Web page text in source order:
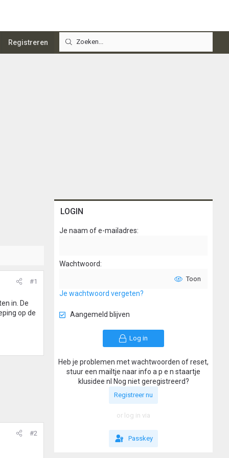
Registreren
#1
in. De
op de
#2
LOGIN
Je naam of e-mailadres
Wachtwoord
Toon
Je wachtwoord vergeten?
Aangemeld blijven
Log in
Heb je problemen met wachtwoorden of reset,
stuur een mailtje naar info a p e n staartje
klusidee nl Nog niet geregistreerd?
Registreer nu
or log in via
Passkey